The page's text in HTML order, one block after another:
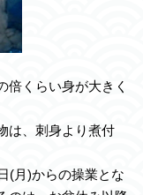
倍くらい身が大きく
は、刺身より煮付
(月)からの操業とな